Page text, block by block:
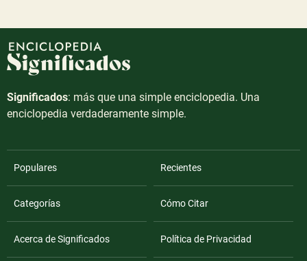
Significados: más que una simple enciclopedia. Una
enciclopedia verdaderamente simple.
Populares Recientes
Categorías Cómo Citar
Acerca de Significados Política de Privacidad